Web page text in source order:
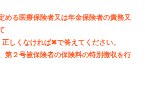
める医療保険者又は年金保険者の責務又
しくなければ✖で答えてください。
第２号被保険者の保険料の特別徴収を行